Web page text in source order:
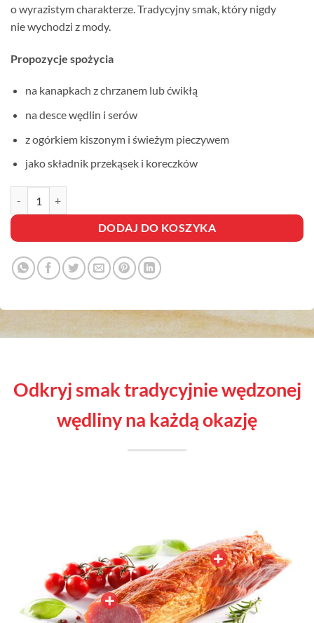
o wyrazistym charakterze. Tradycyjny smak, który nigdy
nie wychodzi z mody.
Propozycje spożycia
na kanapkach z chrzanem lub ćwikłą
na desce wędlin i serów
z ogórkiem kiszonym i świeżym pieczywem
jako składnik przekąsek i koreczków
DODAJ DO KOSZYKA
Odkryj smak tradycyjnie wędzonej
wędliny na każdą okazję